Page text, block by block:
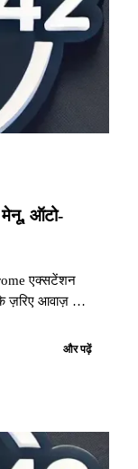
मेनू, ऑटो-
एक्सटेंशन
ज़रिए आवाज़ को
और पढ़ें